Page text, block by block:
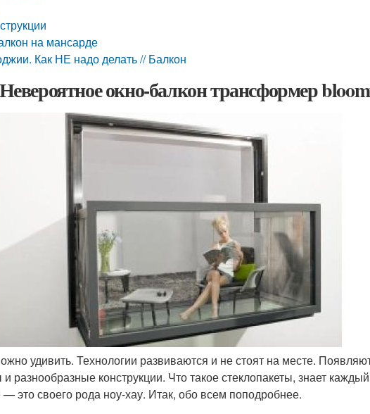
на мансарде
Как НЕ надо делать // Балкон
окно-балкон трансформер
удивить. Технологии развиваются и не стоят на месте.
разнообразные конструкции. Что такое стеклопакеты, знает
это своего рода ноу-хау. Итак, обо всем поподробнее.